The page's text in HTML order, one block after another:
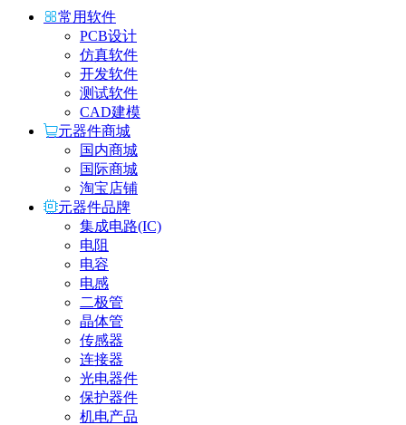
常用软件
PCB设计
仿真软件
开发软件
测试软件
CAD建模
元器件商城
国内商城
国际商城
淘宝店铺
元器件品牌
集成电路(IC)
电阻
电容
电感
二极管
晶体管
传感器
连接器
光电器件
保护器件
机电产品